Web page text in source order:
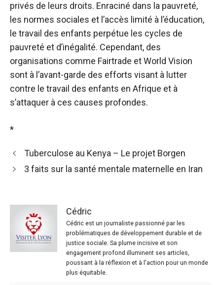
privés de leurs droits. Enraciné dans la pauvreté,
les normes sociales et l’accès limité à l’éducation,
le travail des enfants perpétue les cycles de
pauvreté et d’inégalité. Cependant, des
organisations comme Fairtrade et World Vision
sont à l’avant-garde des efforts visant à lutter
contre le travail des enfants en Afrique et à
s’attaquer à ces causes profondes.
*
Tuberculose au Kenya – Le projet Borgen
3 faits sur la santé mentale maternelle en Iran
Cédric
Cédric est un journaliste passionné par les
problématiques de développement durable et de
justice sociale. Sa plume incisive et son
engagement profond illuminent ses articles,
poussant à la réflexion et à l'action pour un monde
plus équitable.